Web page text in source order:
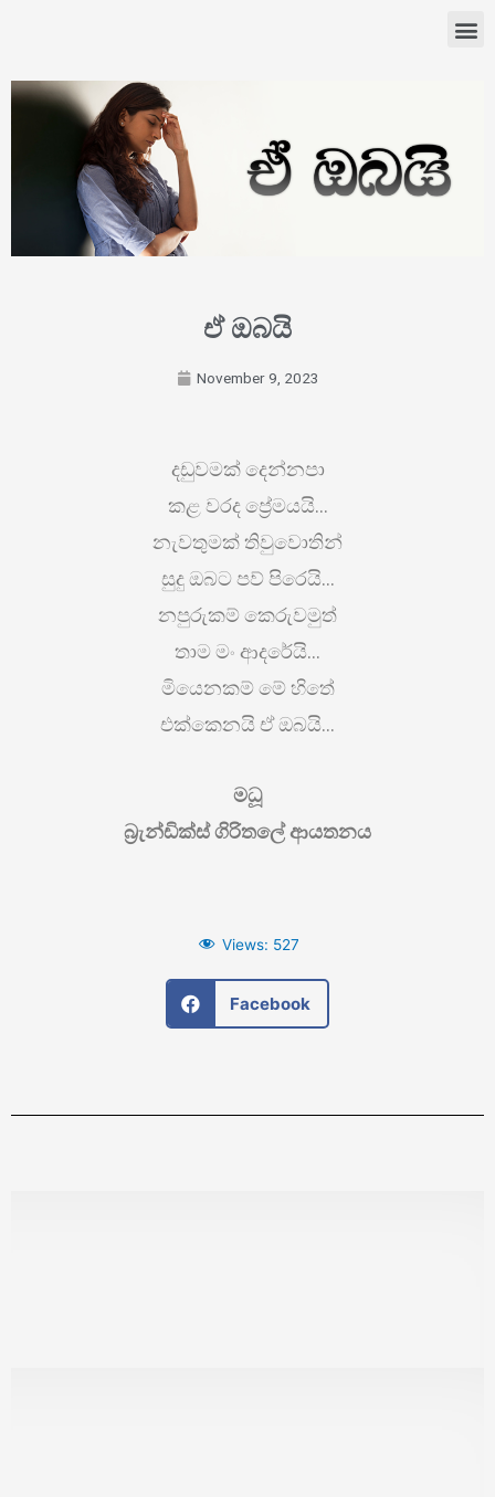
ඒ ඔබයි
November 9, 2023
දඩුවමක් දෙන්නපා
කළ වරද ප්‍රේමයයි…
නැවතුමක් තිවුවොතින්
සුදු ඔබට පව් පිරෙයි…
නපුරුකම් කෙරුවමුත්
තාම මං ආදරේයි…
මියෙනකම් මේ හිතේ
එක්කෙනයි ඒ ඔබයි…
මධූ
බ්‍රැන්ඩික්ස් ගිරිතලේ ආයතනය
Views: 527
Facebook